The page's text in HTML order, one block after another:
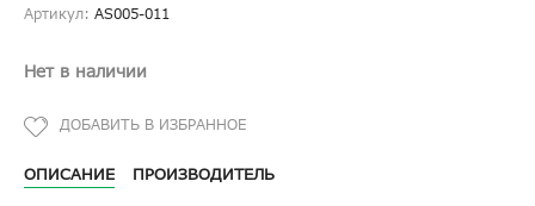
Артикул: AS005-011
Нет в наличии
ОПИСАНИЕ ПРОИЗВОДИТЕЛЬ